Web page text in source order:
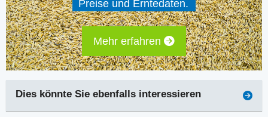
Preise und Erntedaten.
Mehr erfahren
Dies könnte Sie ebenfalls interessieren